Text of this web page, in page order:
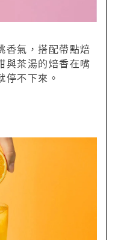
香氣，搭配帶點焙
與茶湯的焙香在嘴
停不下來。